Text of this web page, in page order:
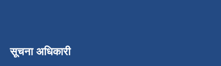
सूचना अधिकारी